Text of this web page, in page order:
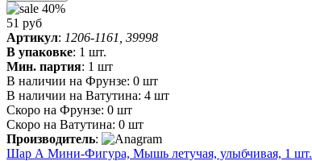
40%
51 руб
Артикул: 1206-1161, 39998
В упаковке: 1 шт.
Мин. партия: 1 шт
В наличии на Фрунзе: 0 шт
В наличии на Ватутина: 4 шт
Скоро на Фрунзе: 0 шт
Скоро на Ватутина: 0 шт
Производитель:
Шар А Мини-Фигура, Мышь летучая, улыбчивая, 1 шт.